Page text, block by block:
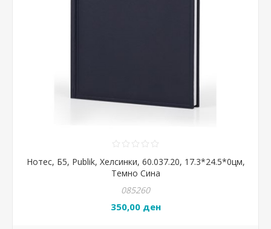
Нотес, Б5, Publik, Хелсинки, 60.037.20, 17.3*24.5*0цм,
Темно Сина
085260
350,00 ден